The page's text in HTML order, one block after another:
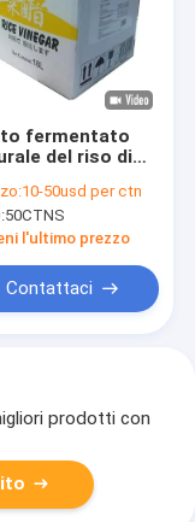
fermentato
del riso di
di vetro 18L
bottiglia 500ml
10-50usd per ctn
50CTNS
l'ultimo prezzo
Contattaci
prodotti con